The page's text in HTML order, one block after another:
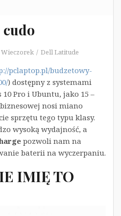
cudo
Dell Latitude
pclaptop.pl/budzetowy-
) dostępny z systemami
Pro i Ubuntu, jako 15 –
nosi miano
sprzętu tego typu klasy.
wysoką wydajność, a
pozwoli nam na
baterii na wyczerpaniu.
IMIĘ TO